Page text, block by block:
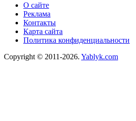
О сайте
Реклама
Контакты
Карта сайта
Политика конфиденциальности
Copyright © 2011-2026. Yablyk.сom